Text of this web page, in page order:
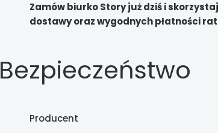
Zamów biurko Story już dziś i
dostawy oraz wygodnych płatności
Bezpieczeństwo
Producent